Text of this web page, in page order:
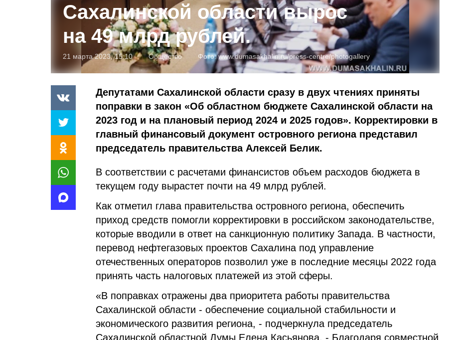
Сахалинской области вырос
на 49 млрд рублей.
21 марта 2023, 15:10 Общество Фото:www.dumasakhalin.ru/press-centre/photogallery
Депутатами Сахалинской области сразу в двух чтениях приняты
поправки в закон «Об областном бюджете Сахалинской области на
2023 год и на плановый период 2024 и 2025 годов». Корректировки в
главный финансовый документ островного региона представил
председатель правительства Алексей Белик.
В соответствии с расчетами финансистов объем расходов бюджета в
текущем году вырастет почти на 49 млрд рублей.
Как отметил глава правительства островного региона, обеспечить
приход средств помогли корректировки в российском законодательстве,
которые вводили в ответ на санкционную политику Запада. В частности,
перевод нефтегазовых проектов Сахалина под управление
отечественных операторов позволил уже в последние месяцы 2022 года
принять часть налоговых платежей из этой сферы.
«В поправках отражены два приоритета работы правительства
Сахалинской области - обеспечение социальной стабильности и
экономического развития региона, - подчеркнула председатель
Сахалинской областной Думы Елена Касьянова. - Благодаря совместной